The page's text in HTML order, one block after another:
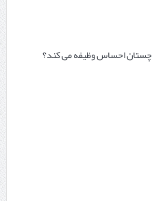
احساس وظیفه می کند؟